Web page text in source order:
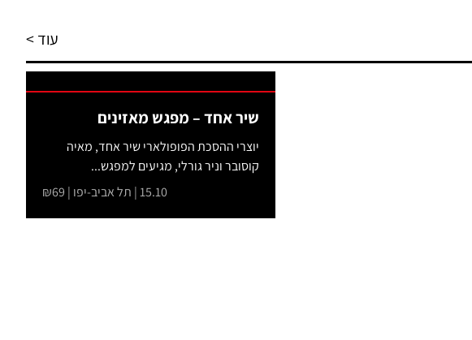
עוד >
שיר אחד – מפגש מאזינים
יוצרי ההסכת הפופולארי שיר אחד, מאיה
קוסובר וניר גורלי, מגיעים למפגש...
15.10 | תל אביב-יפו | ₪69